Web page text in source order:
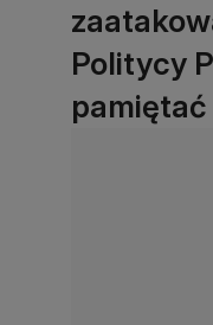
Politycy
pamiętać